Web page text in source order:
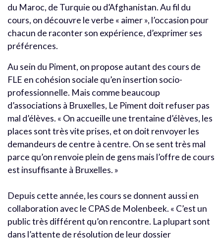
du Maroc, de Turquie ou d’Afghanistan. Au fil du
cours, on découvre le verbe « aimer », l’occasion pour
chacun de raconter son expérience, d’exprimer ses
préférences.
Au sein du Piment, on propose autant des cours de
FLE en cohésion sociale qu’en insertion socio-
professionnelle. Mais comme beaucoup
d’associations à Bruxelles, Le Piment doit refuser pas
mal d’élèves. « On accueille une trentaine d’élèves, les
places sont très vite prises, et on doit renvoyer les
demandeurs de centre à centre. On se sent très mal
parce qu’on renvoie plein de gens mais l’offre de cours
est insuffisante à Bruxelles. »
Depuis cette année, les cours se donnent aussi en
collaboration avec le CPAS de Molenbeek. « C’est un
public très différent qu’on rencontre. La plupart sont
dans l’attente de résolution de leur dossier